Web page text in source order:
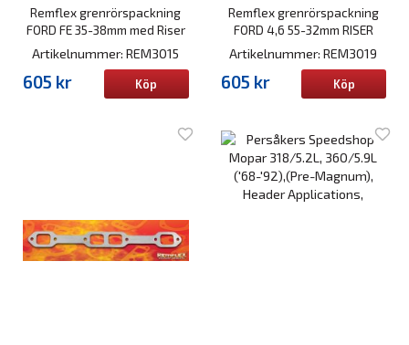
Remflex grenrörspackning
FORD FE 35-38mm med Riser
Artikelnummer: REM3015
605 kr Köp
Remflex grenrörspackning
FORD 4,6 55-32mm RISER
Artikelnummer: REM3019
605 kr Köp